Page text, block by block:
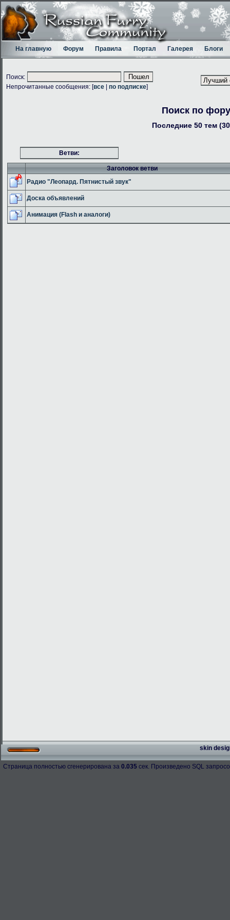
На главную Форум Правила Портал Галерея Блоги
Поиск:
Непрочитанные сообщения: [все по подписке]
Поиск по
Последние 50 тем
Ветви:
Заголовок ветви
Радио "Леопард. Пятнистый звук"
Доска объявлений
Анимация (Flash и аналоги)
skin
Страница полностью сгенерирована за 0.035 сек. Произведено SQL